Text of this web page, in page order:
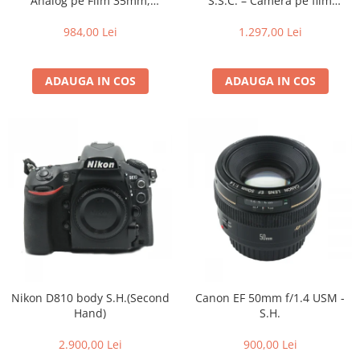
Trepiede si monopiede
Trepiede foto
Trepied / Monopied Carbon
Monopiede foto/video
Cap trepied si monopied
Carucioare trepied (Dolly)
Placute cap trepied
Huse trepied / stativ lumini
Accesorii trepiede si monopiede
Studio/Lumini si accesorii
Expunere Automată
984,00 Lei
ADAUGA IN COS
film 35mm
1.297,00 Lei
ADAUGA IN COS
Nikon D810 body S.H.(Second
Hand)
2.900,00 Lei
Canon EF 50mm f/1.4 USM -
S.H.
900,00 Lei